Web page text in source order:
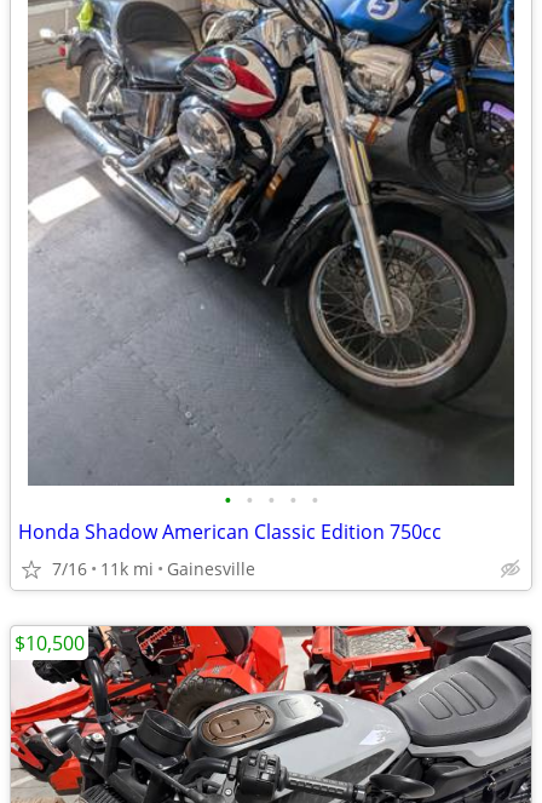
• • • • •
Honda Shadow American Classic Edition 750cc
7/16 11k mi Gainesville
$10,500